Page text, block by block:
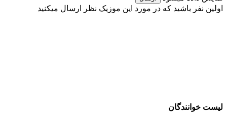
اولین نفر باشید که در مورد این موزیک نظر ارسال میکنید
لیست خوانندگان